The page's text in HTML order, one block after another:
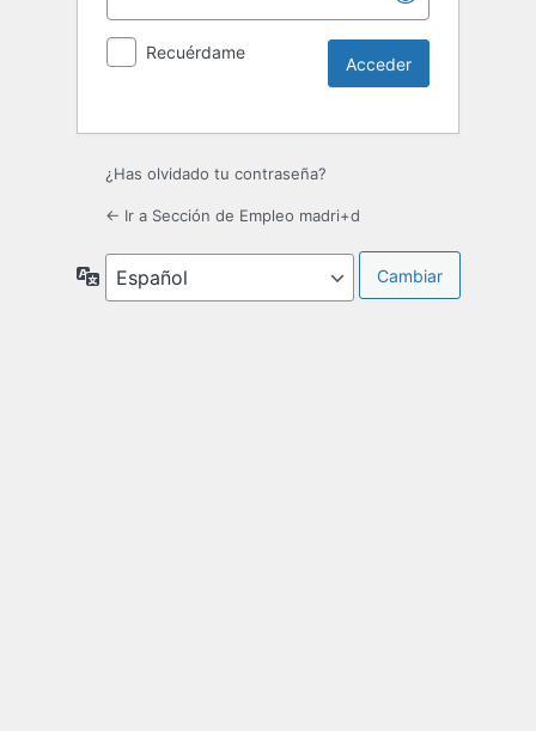
Recuérdame
¿Has olvidado tu contraseña?
← Ir a Sección de Empleo madri+d
Idioma